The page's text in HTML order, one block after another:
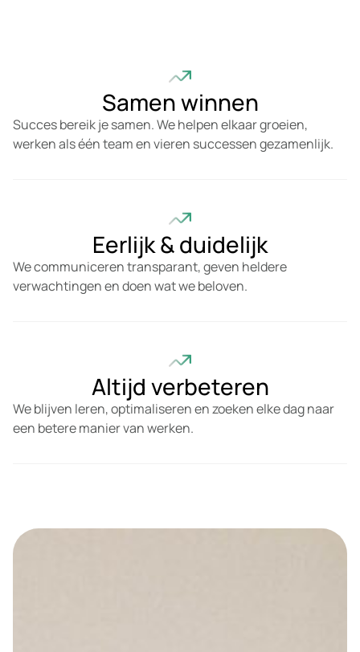
Samen winnen
Succes bereik je samen. We helpen elkaar groeien,
werken als één team en vieren successen gezamenlijk.
Eerlijk & duidelijk
We communiceren transparant, geven heldere
verwachtingen en doen wat we beloven.
Altijd verbeteren
We blijven leren, optimaliseren en zoeken elke dag naar
een betere manier van werken.